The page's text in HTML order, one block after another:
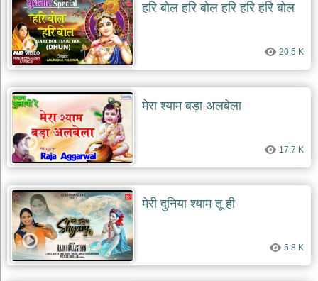
देश
भक्ति
भजन
patriotic
खाटू
श्याम
भजन
khatu
shaym
bhajans
रानी
सती
दादी
भजन
rani
sati
dadi
bhajans
हरि बोल हरि बोल हरि हरि हरि बोल
20.5 K
मेरा श्याम बड़ा अलबेला
17.7 K
मेरी दुनिया श्याम तू ही
5.8 K